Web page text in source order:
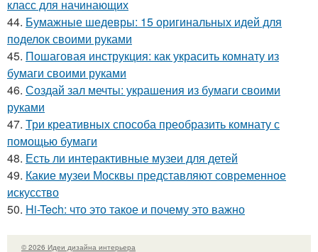
класс для начинающих
44. Бумажные шедевры: 15 оригинальных идей для
поделок своими руками
45. Пошаговая инструкция: как украсить комнату из
бумаги своими руками
46. Создай зал мечты: украшения из бумаги своими
руками
47. Три креативных способа преобразить комнату с
помощью бумаги
48. Есть ли интерактивные музеи для детей
49. Какие музеи Москвы представляют современное
искусство
50. Hi-Tech: что это такое и почему это важно
© 2026 Идеи дизайна интерьера